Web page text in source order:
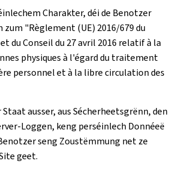
Charakter, déi de Benotzer
zum "Règlement (UE) 2016/679 du
du Conseil du 27 avril 2016 relatif à la
physiques à l'égard du traitement
personnel et à la libre circulation des
ausser, aus Sécherheetsgrënn, den
Loggen, keng perséinlech Donnéeë
seng Zoustëmmung net ze
geet.